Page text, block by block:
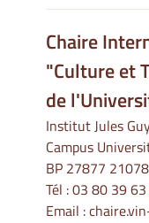
Chaire
"Culture et
de
Institut Jules
Campus
BP 27877 21078
Tél :03 80 39
Email :